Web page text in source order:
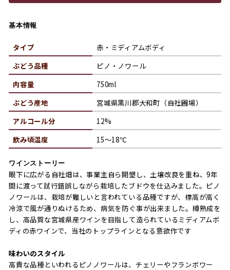
基本情報
タイプ
赤・ミディアムボディ
ぶどう品種
ピノ・ノワール
内容量
750ml
ぶどう産地
宮城県黒川郡大和町（自社圃場）
アルコール分
12%
飲み頃温度
15～18℃
ワインストーリー
眼下に広がる自社畑は、事業主自ら開墾し、土壌改良を重ね、9年
間に渡って試行錯誤しながら栽培したブドウを仕込みました。ピノ
ノワールは、栽培が難しいと言われている品種ですが、標高が高く
冷涼で風が通りぬけるため、病気を防ぐ事が出来ました。樽熟成を
し、高品質な宮城県産ワインを目指して造られているミディアムボ
ディの赤ワインで、当社のトップラインとなる意欲作です
味わいのスタイル
高貴な品種といわれるピノノワールは、チェリーやフランボワー